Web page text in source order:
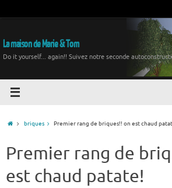
La maison de Marie & Tom
Do it yourself... again!! Suivez notre seconde
briques Premier rang de briques!! on est chaud
Premier rang de
est chaud patate!